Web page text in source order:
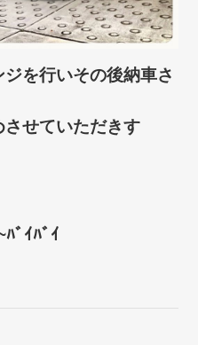
を行いその後納車さ
せていただきす
ﾞｲﾊﾞｲ